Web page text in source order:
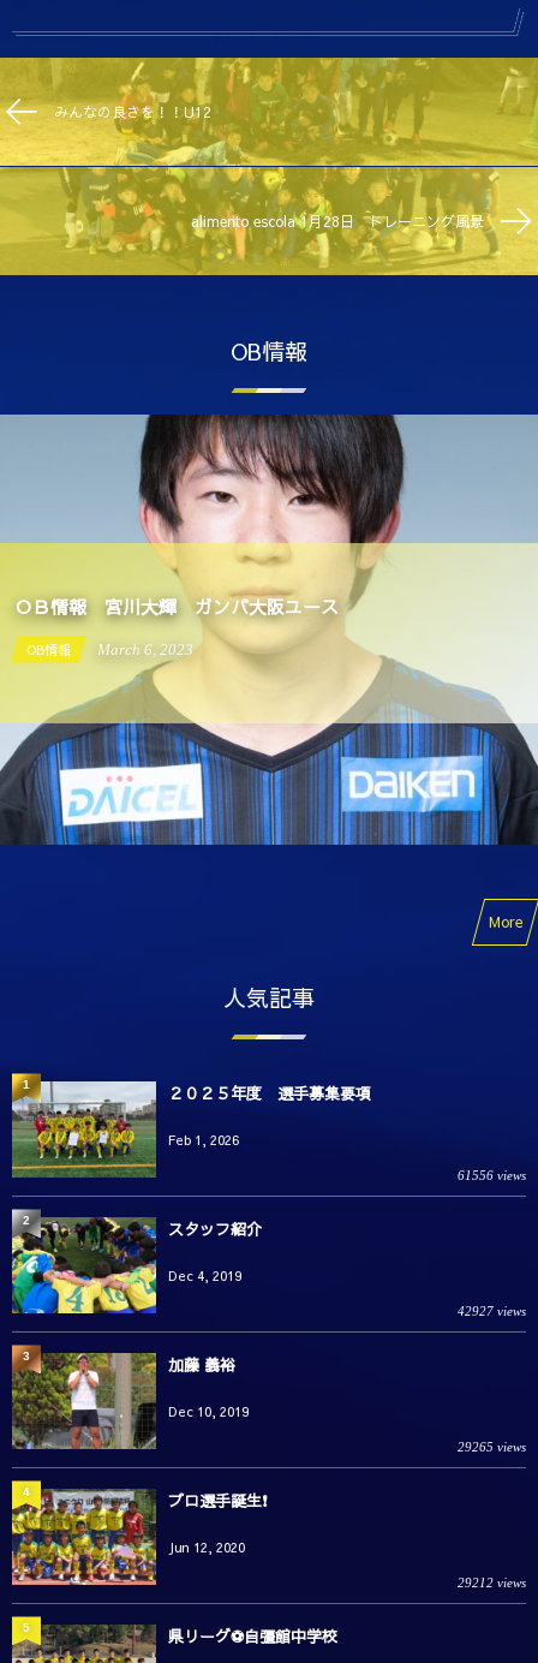
みんなの良さを！！U12
alimento escola 1月28日 トレーニング風景
OB情報
ＯＢ情報 宮川大輝 ガンバ大阪ユース
OB情報 March 6 2023
More
人気記事
２０２５年度 選手募集要項
Feb 1, 2026
61556 views
1
スタッフ紹介
Dec 4, 2019
42927 views
2
加藤 義裕
Dec 10, 2019
29265 views
3
プロ選手誕生❗️
Jun 12, 2020
29212 views
4
県リーグ⚽️自彊館中学校
5